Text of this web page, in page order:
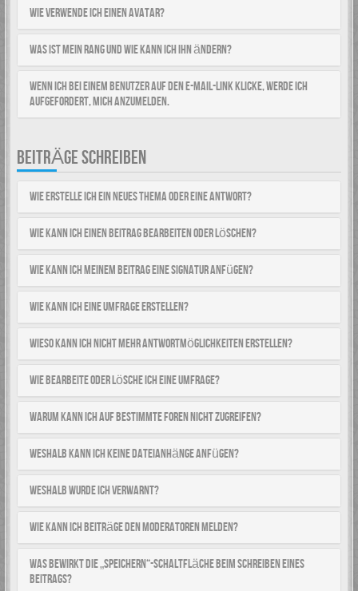
Wie verwende ich einen Avatar?
Was ist mein Rang und wie kann ich ihn ändern?
Wenn ich bei einem Benutzer auf den E-Mail-Link klicke, werde ich
aufgefordert, mich anzumelden.
BEITRÄGE SCHREIBEN
Wie erstelle ich ein neues Thema oder eine Antwort?
Wie kann ich einen Beitrag bearbeiten oder löschen?
Wie kann ich meinem Beitrag eine Signatur anfügen?
Wie kann ich eine Umfrage erstellen?
Wieso kann ich nicht mehr Antwortmöglichkeiten erstellen?
Wie bearbeite oder lösche ich eine Umfrage?
Warum kann ich auf bestimmte Foren nicht zugreifen?
Weshalb kann ich keine Dateianhänge anfügen?
Weshalb wurde ich verwarnt?
Wie kann ich Beiträge den Moderatoren melden?
Was bewirkt die „Speichern“-Schaltfläche beim Schreiben eines
Beitrags?